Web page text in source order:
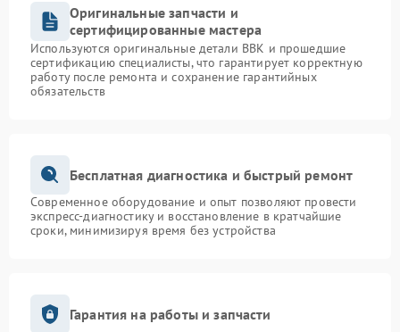
Оригинальные запчасти и
сертифицированные мастера
Используются оригинальные детали BBK и прошедшие
сертификацию специалисты, что гарантирует корректную
работу после ремонта и сохранение гарантийных
обязательств
Бесплатная диагностика и быстрый ремонт
Современное оборудование и опыт позволяют провести
экспресс-диагностику и восстановление в кратчайшие
сроки, минимизируя время без устройства
Гарантия на работы и запчасти